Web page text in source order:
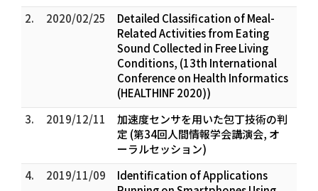
2.
2020/02/25
Detailed Classification of Meal-
Related Activities from Eating
Sound Collected in Free Living
Conditions, (13th International
Conference on Health Informatics
(HEALTHINF 2020))
3.
2019/12/11
加速度センサを用いた包丁技術の判
定 (第34回人間情報学会講演会, オ
ーラルセッション)
4.
2019/11/09
Identification of Applications